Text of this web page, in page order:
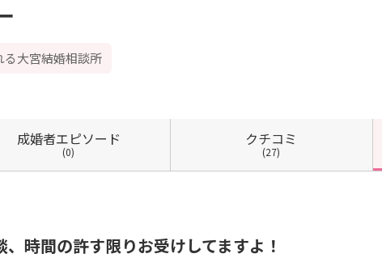
る大宮結婚相談所
成婚者エピソード
(0)
クチコミ
(27)
時間の許す限りお受けしてますよ！